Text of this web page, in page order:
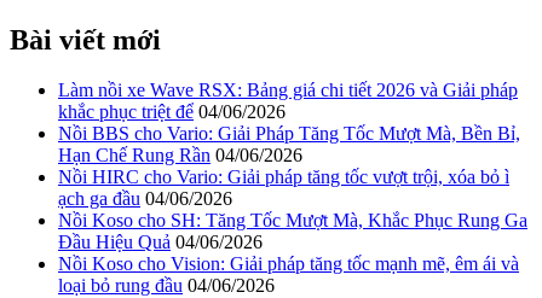
Bài viết mới
Làm nồi xe Wave RSX: Bảng giá chi tiết 2026 và Giải pháp
khắc phục triệt để 04/06/2026
Nồi BBS cho Vario: Giải Pháp Tăng Tốc Mượt Mà, Bền Bỉ,
Hạn Chế Rung Rần 04/06/2026
Nồi HIRC cho Vario: Giải pháp tăng tốc vượt trội, xóa bỏ ì
ạch ga đầu 04/06/2026
Nồi Koso cho SH: Tăng Tốc Mượt Mà, Khắc Phục Rung Ga
Đầu Hiệu Quả 04/06/2026
Nồi Koso cho Vision: Giải pháp tăng tốc mạnh mẽ, êm ái và
loại bỏ rung đầu 04/06/2026